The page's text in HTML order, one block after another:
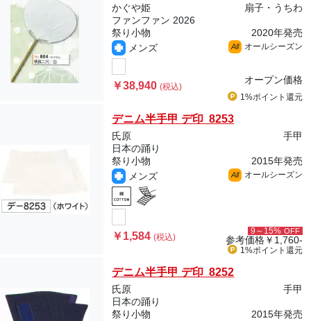
かぐや姫
扇子・うちわ
ファンファン 2026
祭り小物
2020年発売
メンズ
All オールシーズン
￥38,940(税込)
オープン価格
1%ポイント 還元
デニム半手甲 デ印 8253
氏原
手甲
日本の踊り
祭り小物
2015年発売
メンズ
All オールシーズン
￥1,584(税込)
9～15% OFF
参考価格￥1,760-
1%ポイント 還元
デニム半手甲 デ印 8252
氏原
手甲
日本の踊り
祭り小物
2015年発売